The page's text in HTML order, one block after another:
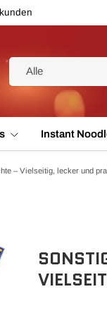
Suchen
Art
Alle
Instant
– Vielseitig, lecker und